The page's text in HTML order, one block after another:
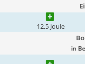
12,5 Joule
in